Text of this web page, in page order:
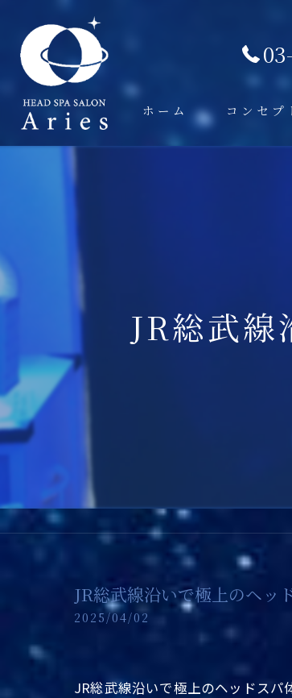
ホーム コンセプ
JR総武
JR総武線沿いで極上のヘッ
2025/04/02
JR総武線沿いで極上のヘッドス